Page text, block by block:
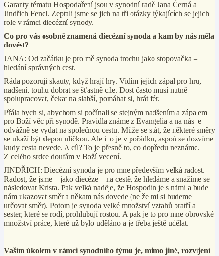
Garanty tématu Hospodaření jsou v synodní radě Jana Černá a
Jindřich Fencl. Zeptali jsme se jich na tři otázky týkajících se jejich
role v rámci diecézní synody.
Co pro vás osobně znamená diecézní synoda a kam by nás měla
dovést?
JANA: Od začátku je pro mě synoda trochu jako stopovačka –
hledání správných cest.
Ráda pozoruji skauty, když hrají hry. Vidím jejich zápal pro hru,
nadšení, touhu dobrat se šťastně cíle. Dost často musí nutně
spolupracovat, čekat na slabší, pomáhat si, hrát fér.
Přála bych si, abychom si počínali se stejným nadšením a zápalem
pro Boží věc při synodě. Pravidla známe z Evangelia a na nás je
odvážně se vydat na společnou cestu. Může se stát, že některé směry
se ukáží být slepou uličkou. Ale i to je v pořádku, aspoň se dozvíme
kudy cesta nevede. A cíl? To je přesně to, co dopředu neznáme.
Z celého srdce doufám v Boží vedení.
JINDŘICH: Diecézní synoda je pro mne především velká radost.
Radost, že jsme – jako diecéze – na cestě, že hledáme a snažíme se
následovat Krista. Pak velká naděje, že Hospodin je s námi a bude
nám ukazovat směr a někam nás dovede (ne že mi si budeme
určovat směr). Potom je synoda velké množství vztahů bratří a
sester, které se rodí, prohlubují rostou. A pak je to pro mne obrovské
množství práce, které už bylo uděláno a je třeba ještě udělat.
Vaším úkolem v rámci synodního týmu je, mimo jiné, rozvíjení